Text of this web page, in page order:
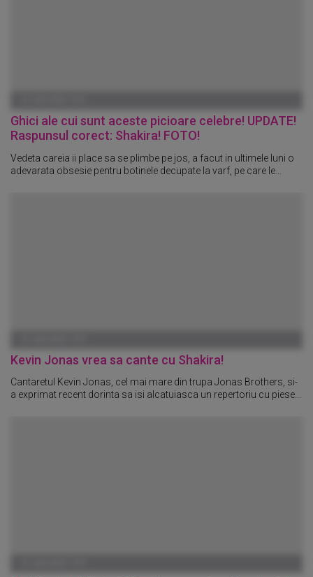
Ghici ale cui sunt aceste picioare celebre! UPDATE!
Raspunsul corect: Shakira! FOTO!
Vedeta careia ii place sa se plimbe pe jos, a facut in ultimele luni o
adevarata obsesie pentru botinele decupate la varf, pe care le...
Kevin Jonas vrea sa cante cu Shakira!
Cantaretul Kevin Jonas, cel mai mare din trupa Jonas Brothers, si-
a exprimat recent dorinta sa isi alcatuiasca un repertoriu cu piese...